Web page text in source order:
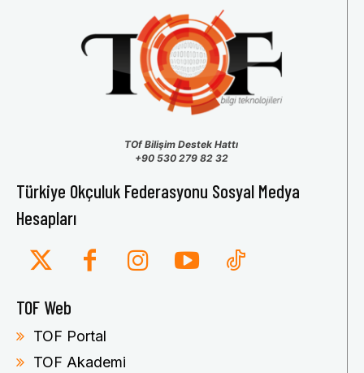
TOf Bilişim Destek Hattı
+90 530 279 82 32
Türkiye Okçuluk Federasyonu Sosyal Medya
Hesapları
TOF Web
TOF Portal
TOF Akademi